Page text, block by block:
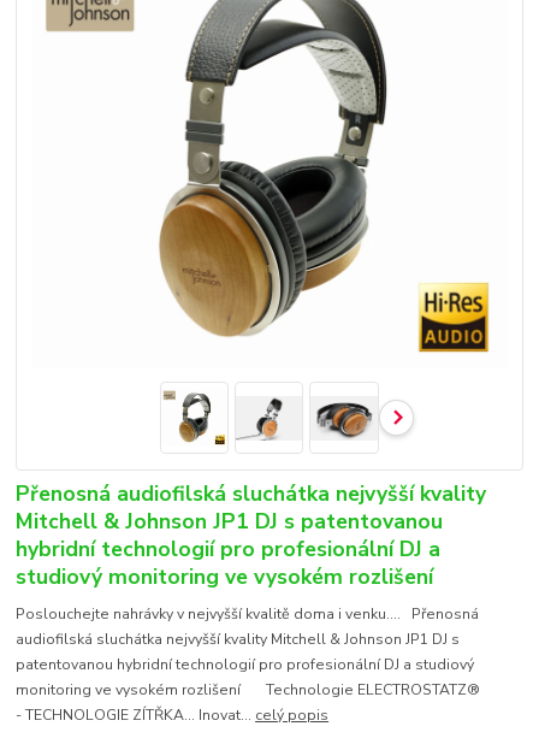
Přenosná audiofilská sluchátka nejvyšší kvality
Mitchell & Johnson JP1 DJ s patentovanou
hybridní technologií pro profesionální DJ a
studiový monitoring ve vysokém rozlišení
Poslouchejte nahrávky v nejvyšší kvalitě doma i venku.... Přenosná
audiofilská sluchátka nejvyšší kvality Mitchell & Johnson JP1 DJ s
patentovanou hybridní technologií pro profesionální DJ a studiový
monitoring ve vysokém rozlišení Technologie ELECTROSTATZ®
- TECHNOLOGIE ZÍTŘKA... Inovat... celý popis